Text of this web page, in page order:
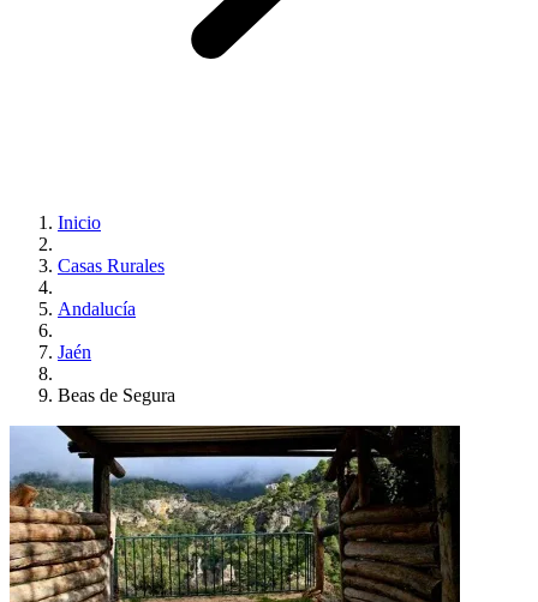
Inicio
Casas Rurales
Andalucía
Jaén
Beas de Segura